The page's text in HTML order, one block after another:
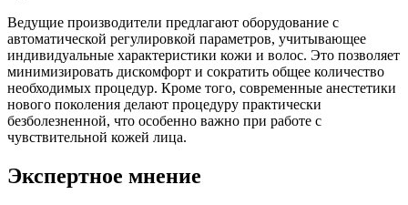
Ведущие производители предлагают оборудование с
автоматической регулировкой параметров, учитывающее
индивидуальные характеристики кожи и волос. Это позволяет
минимизировать дискомфорт и сократить общее количество
необходимых процедур. Кроме того, современные анестетики
нового поколения делают процедуру практически
безболезненной, что особенно важно при работе с
чувствительной кожей лица.
Экспертное мнение